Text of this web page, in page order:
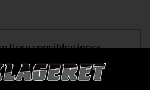
flere specifikationer